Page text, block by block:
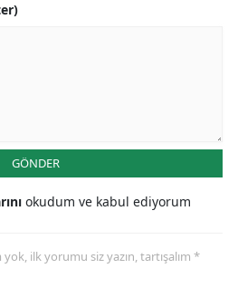
GÖNDER
okudum ve kabul ediyorum
ilk yorumu siz yazın, tartışalım *